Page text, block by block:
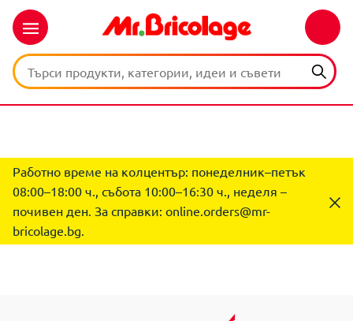
Работно време на колцентър: понеделник–петък
08:00–18:00 ч., събота 10:00–16:30 ч., неделя –
почивен ден. За справки: online.orders@mr-
bricolage.bg.